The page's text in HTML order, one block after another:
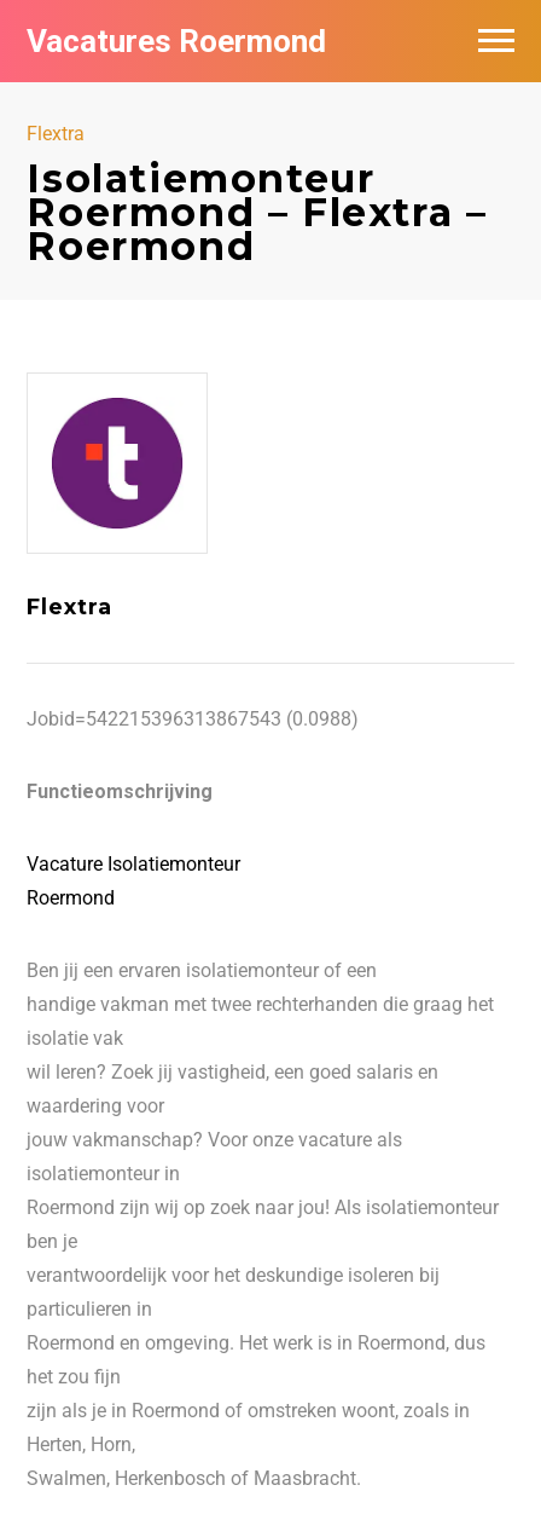
Vacatures Roermond
Flextra
Isolatiemonteur
Roermond – Flextra –
Roermond
Flextra
Jobid=542215396313867543 (0.0988)
Functieomschrijving
Vacature Isolatiemonteur
Roermond
Ben jij een ervaren isolatiemonteur of een
handige vakman met twee rechterhanden die graag het
isolatie vak
wil leren? Zoek jij vastigheid, een goed salaris en
waardering voor
jouw vakmanschap? Voor onze vacature als
isolatiemonteur in
Roermond zijn wij op zoek naar jou! Als isolatiemonteur
ben je
verantwoordelijk voor het deskundige isoleren bij
particulieren in
Roermond en omgeving. Het werk is in Roermond, dus
het zou fijn
zijn als je in Roermond of omstreken woont, zoals in
Herten, Horn,
Swalmen, Herkenbosch of Maasbracht.
Vacatures per bedrijf in Roermond
Nieuwsbrief feed